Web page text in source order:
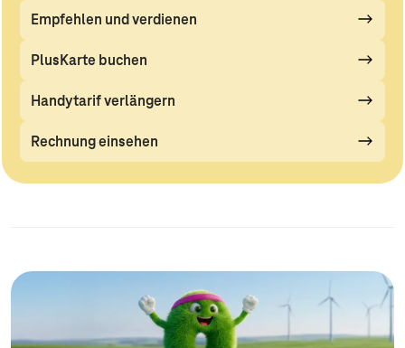
Empfehlen und verdienen
PlusKarte buchen
Handytarif verlängern
Rechnung einsehen